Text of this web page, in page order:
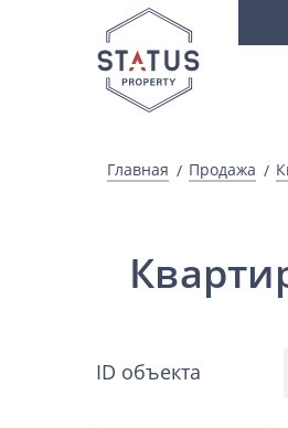
Главная Продажа
ID объекта